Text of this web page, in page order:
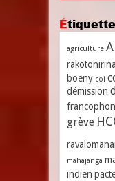
agriculture
rakotonirina
boeny coi
démission
grève
mahajanga
indien